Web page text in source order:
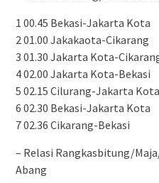
1 00.45 Bekasi-Jakarta Kota
2 01.00 Jakakaota-Cikarang
3 01.30 Jakarta Kota-
4 02.00 Jakarta Kota-Bekasi
5 02.15 Cilurang-Jakarta Kota
6 02.30 Bekasi-Jakarta Kota
7 02.36 Cikarang-Bekasi
– Relasi Rangkasbitung/
Abang